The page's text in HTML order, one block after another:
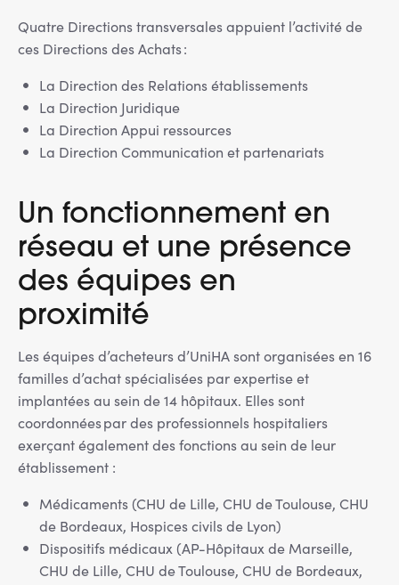
Quatre Directions transversales appuient l’activité de
ces Directions des Achats :
La Direction des Relations établissements
La Direction Juridique
La Direction Appui ressources
La Direction Communication et partenariats
Un fonctionnement en
réseau et une présence
des équipes en
proximité
Les équipes d’acheteurs d’UniHA sont organisées en 16
familles d’achat spécialisées par expertise et
implantées au sein de 14 hôpitaux. Elles sont
coordonnées par des professionnels hospitaliers
exerçant également des fonctions au sein de leur
établissement :
Médicaments (CHU de Lille, CHU de Toulouse, CHU
de Bordeaux, Hospices civils de Lyon)
Dispositifs médicaux (AP-Hôpitaux de Marseille,
CHU de Lille, CHU de Toulouse, CHU de Bordeaux,